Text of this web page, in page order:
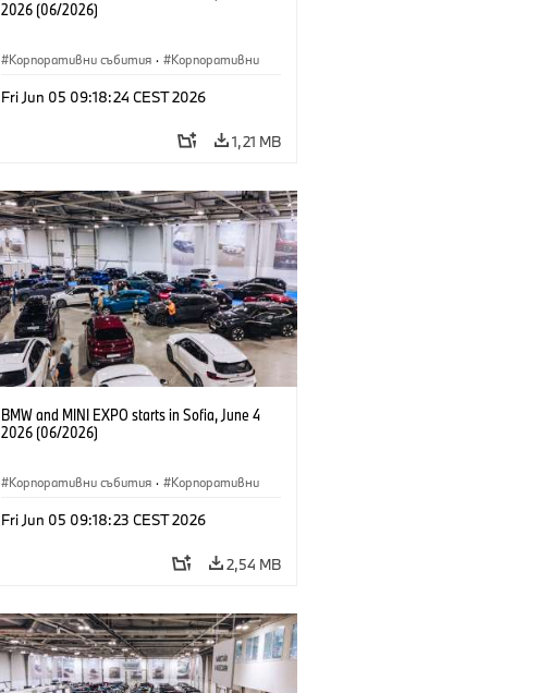
2026 (06/2026)
Корпоративни събития · Корпоративни
Fri Jun 05 09:18:24 CEST 2026
1,21 MB
BMW and MINI EXPO starts in Sofia, June 4
2026 (06/2026)
Корпоративни събития · Корпоративни
Fri Jun 05 09:18:23 CEST 2026
2,54 MB